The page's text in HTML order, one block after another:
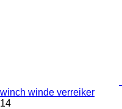
winch winde verreiker
14